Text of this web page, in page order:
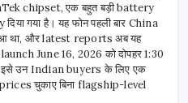
chipset, एक बहुत बड़ी battery
गया है। यह फोन पहली बार China
था, और latest reports अब यह
June 16, 2026 को दोपहर 1:30
उन Indian buyers के लिए एक
चुकाए बिना flagship-level